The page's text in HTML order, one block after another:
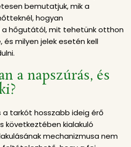
bemutatjuk, mik a
hogyan
hőgutától, mit tehetünk otthon
milyen jelek esetén kell
a napszúrás, és
tarkót hosszabb ideig érő
következtében kialakuló
mechanizmusa nem